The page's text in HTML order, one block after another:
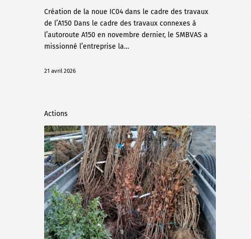
Création de la noue IC04 dans le cadre des travaux
de l’A150 Dans le cadre des travaux connexes à
l’autoroute A150 en novembre dernier, le SMBVAS a
missionné l’entreprise la…
21 avril 2026
Actions